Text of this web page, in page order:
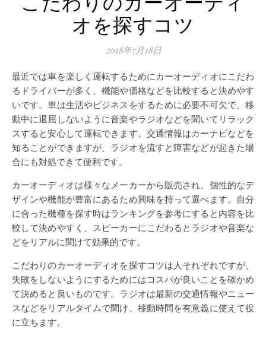
オを探すコツ
2018年7月18日
最近では車を楽しく運転するためにカーオーディオにこだわ
るドライバーが多く、機能や価格などを比較すると決めやす
いです。車は生活やビジネスをするために必要不可欠で、移
動中に退屈しないように音楽やラジオなどを聞いてリラック
スすると安心して運転できます。交通情報はカーナビなどを
知ることができますが、ラジオを流すと障害などが起きた場
合にも対処できて便利です。
カーオーディオは様々なメーカーから販売され、個性的なデ
ザインや機能が豊富にあるため興味を持って選べます。自分
に合った機種を探す時はランキングを参考にすると内容を比
較して決めやすく、スピーカーにこだわるとラジオや音楽な
どをリアルに聞けて効果的です。
こだわりのカーオーディオを探すコツは人それぞれですが、
失敗をしないようにするためにはコスパが良いことを確かめ
て決めると良いものです。ラジオは最新の交通情報やニュー
スなどをリアルタイムで聞け、移動時間を有意義に使えて役
に立ちます。